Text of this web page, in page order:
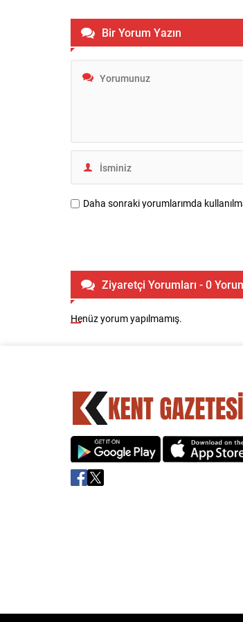
Bir Yorum Yazın
Daha sonraki yorumlarımda
Ziyaretçi Yorumları - 0
Henüz yorum yapılmamış.